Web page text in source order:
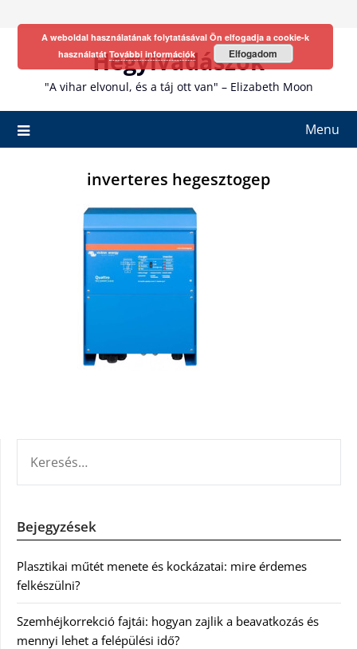
Hegyivadászok
"A vihar elvonul, és a táj ott van" – Elizabeth Moon
Menu
inverteres hegesztogep
Bejegyzések
Plasztikai műtét menete és kockázatai: mire érdemes
felkészülni?
Szemhéjkorrekció fajtái: hogyan zajlik a beavatkozás és
mennyi lehet a felépülési idő?
A weboldal használatának folytatásával Ön elfogadja a cookie-k
használatátTovábbi információk Elfogadom